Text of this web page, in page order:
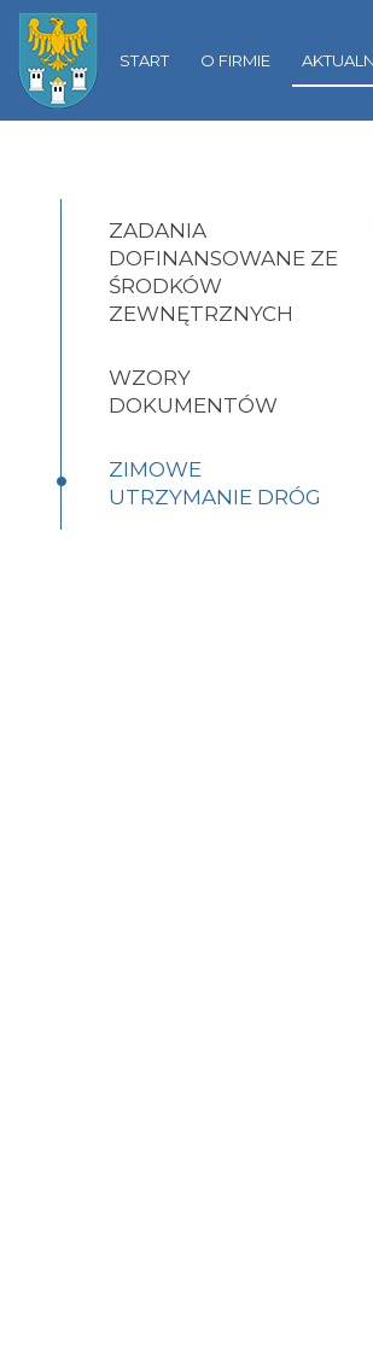
START O FIRMIE
ZADANIA
DOFINANSOWANE ZE
ŚRODKÓW
ZEWNĘTRZNYCH
WZORY
DOKUMENTÓW
ZIMOWE
UTRZYMANIE DRÓG
•